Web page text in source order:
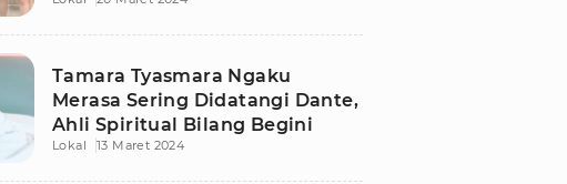
Tamara Tyasmara Ngaku
Merasa Sering Didatangi Dante,
Ahli Spiritual Bilang Begini
Lokal 13 Maret 2024